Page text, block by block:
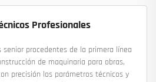
Profesionales
senior procedentes de la primera línea
de maquinaria para obras,
precisión los parámetros técnicos y